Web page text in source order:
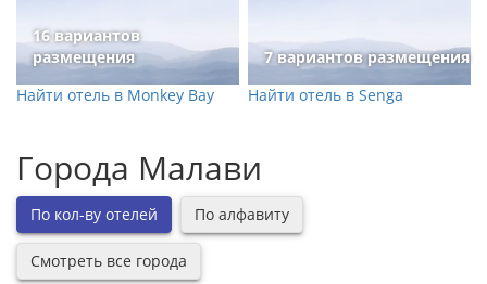
16 вариантов
размещения
Найти отель в Monkey Bay
7 вариантов размещения
Найти отель в Senga
Города Малави
По кол-ву отелей По алфавиту
Смотреть все города